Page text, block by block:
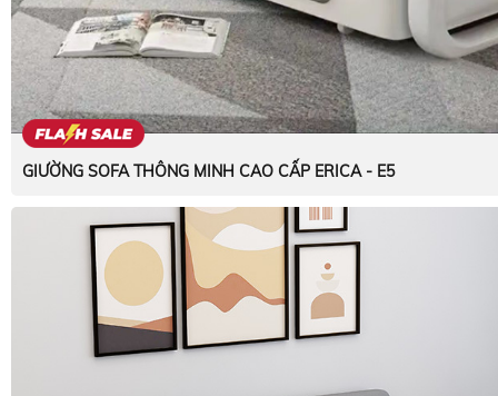
GIƯỜNG SOFA THÔNG MINH CAO CẤP ERICA - E5